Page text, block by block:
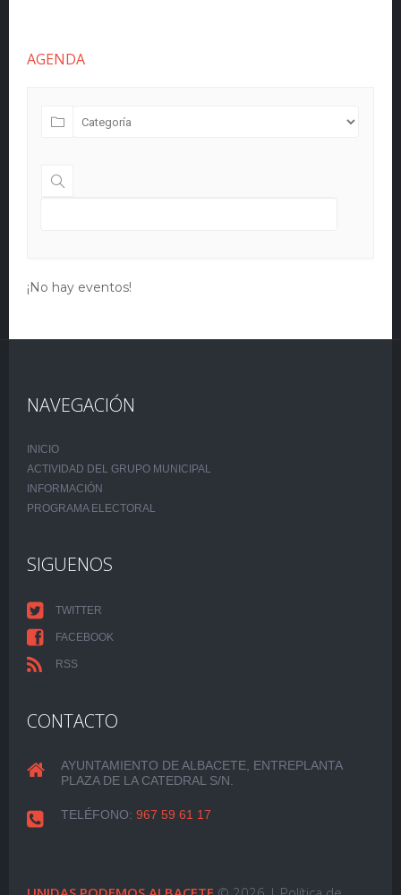
AGENDA
¡No hay eventos!
NAVEGACIÓN
INICIO
ACTIVIDAD DEL GRUPO MUNICIPAL
INFORMACIÓN
PROGRAMA ELECTORAL
SIGUENOS
TWITTER
FACEBOOK
RSS
CONTACTO
AYUNTAMIENTO DE ALBACETE, ENTREPLANTA
PLAZA DE LA CATEDRAL S/N.
TELÉFONO: 967 59 61 17